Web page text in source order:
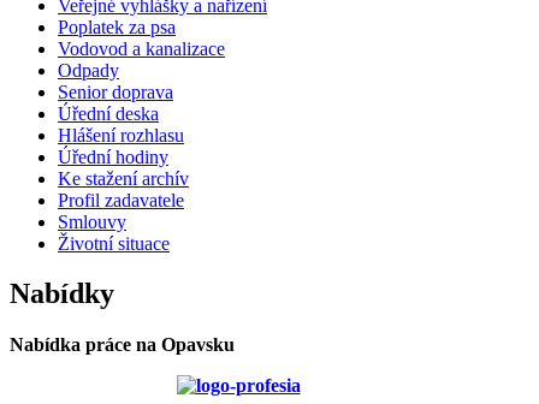
Veřejné vyhlášky a nařízení
Poplatek za psa
Vodovod a kanalizace
Odpady
Senior doprava
Úřední deska
Hlášení rozhlasu
Úřední hodiny
Ke stažení archív
Profil zadavatele
Smlouvy
Životní situace
Nabídky
Nabídka práce na Opavsku